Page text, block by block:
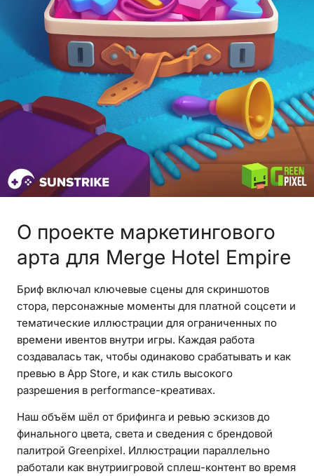
О проекте маркетингового
арта для Merge Hotel Empire
Бриф включал ключевые сцены для скриншотов
стора, персонажные моменты для платной соцсети и
тематические иллюстрации для ограниченных по
времени ивентов внутри игры. Каждая работа
создавалась так, чтобы одинаково срабатывать и как
превью в App Store, и как стиль высокого
разрешения в performance-креативах.
Наш объём шёл от брифинга и ревью эскизов до
финального цвета, света и сведения с брендовой
палитрой Greenpixel. Иллюстрации параллельно
работали как внутриигровой сплеш-контент во время